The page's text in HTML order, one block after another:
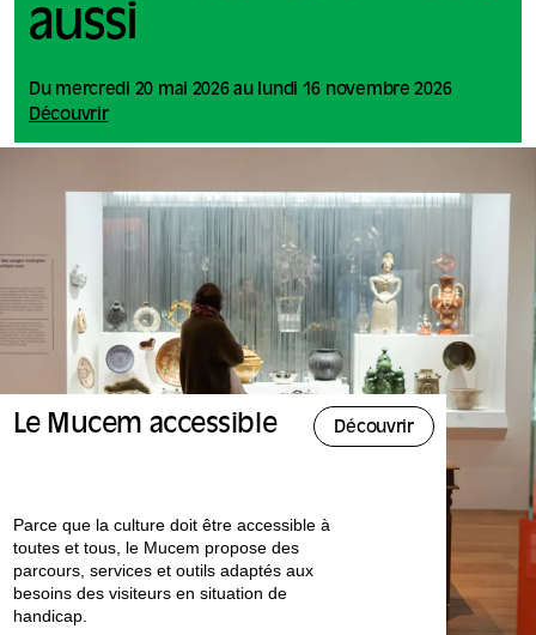
aussi
Du mercredi 20 mai 2026 au lundi 16 novembre 2026
Découvrir
Le Mucem accessible Découvrir
Parce que la culture doit être accessible à
toutes et tous, le Mucem propose des
parcours, services et outils adaptés aux
besoins des visiteurs en situation de
handicap.